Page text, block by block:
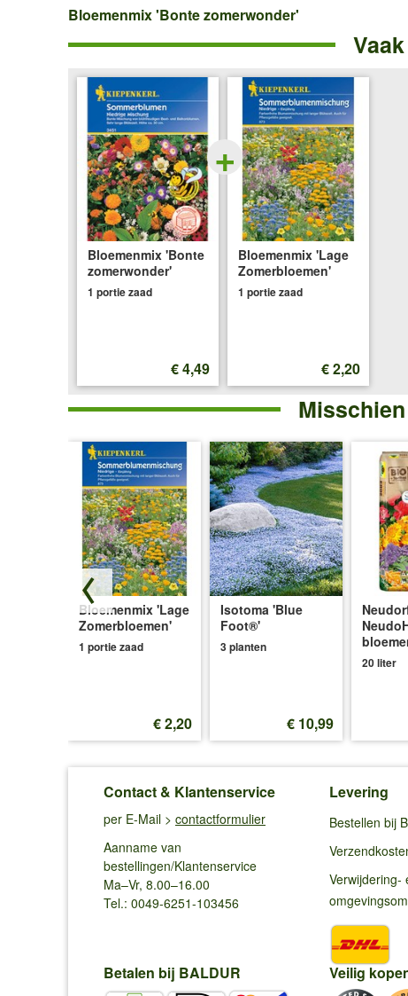
Bloemenmix
Bloemenmix 'Bonte zomerwonder'
Bloemenmix 'Bonte
zomerwonder'
1 portie zaad
€ 4,49
+
Bloemenmix 'Lage
Zomerbloemen'
1 portie zaad
€ 2,20
Bloemenmix 'Lage
Zomerbloemen'
1 portie zaad
€ 2,20
Isotoma 'Blue
Foot®'
3 planten
€ 10,99
20 liter
Contact & Klantenservice
per E-Mail > contactformulier
Aanname van
bestellingen/Klantenservice
Ma–Vr, 8.00–16.00
Tel.: 0049-6251-103456
Levering
Bestellen bij
Verwijdering-
Betalen bij BALDUR Veilig